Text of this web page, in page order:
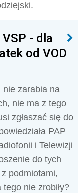
- dla
od VOD
nie zarabia na
nie ma z tego
zgłaszać się do
PAP
i Telewizji
do tych
podmiotami,
tego nie zrobiły?